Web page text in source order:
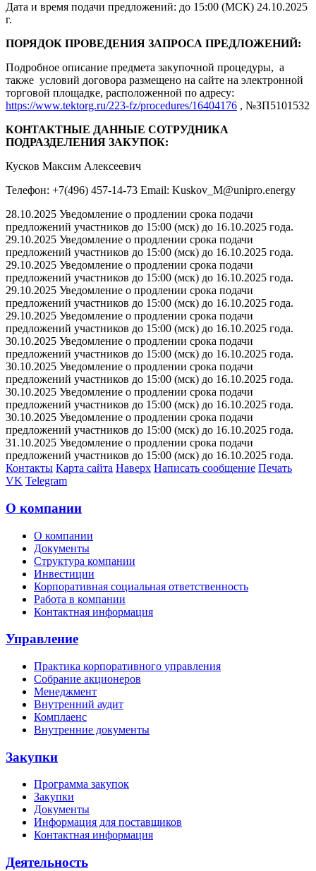
Дата и время подачи предложений: до 15:00 (МСК) 24.10.2025
г.
ПОРЯДОК ПРОВЕДЕНИЯ ЗАПРОСА ПРЕДЛОЖЕНИЙ:
Подробное описание предмета закупочной процедуры, а
также условий договора размещено на сайте на электронной
торговой площадке, расположенной по адресу:
https://www.tektorg.ru/223-fz/procedures/16404176 , №ЗП5101532
КОНТАКТНЫЕ ДАННЫЕ СОТРУДНИКА
ПОДРАЗДЕЛЕНИЯ ЗАКУПОК:
Кусков Максим Алексеевич
Телефон: +7(496) 457-14-73 Email: Kuskov_M@unipro.energy
28.10.2025 Уведомление о продлении срока подачи
предложений участников до 15:00 (мск) до 16.10.2025 года.
29.10.2025 Уведомление о продлении срока подачи
предложений участников до 15:00 (мск) до 16.10.2025 года.
29.10.2025 Уведомление о продлении срока подачи
предложений участников до 15:00 (мск) до 16.10.2025 года.
29.10.2025 Уведомление о продлении срока подачи
предложений участников до 15:00 (мск) до 16.10.2025 года.
29.10.2025 Уведомление о продлении срока подачи
предложений участников до 15:00 (мск) до 16.10.2025 года.
30.10.2025 Уведомление о продлении срока подачи
предложений участников до 15:00 (мск) до 16.10.2025 года.
30.10.2025 Уведомление о продлении срока подачи
предложений участников до 15:00 (мск) до 16.10.2025 года.
30.10.2025 Уведомление о продлении срока подачи
предложений участников до 15:00 (мск) до 16.10.2025 года.
30.10.2025 Уведомление о продлении срока подачи
предложений участников до 15:00 (мск) до 16.10.2025 года.
31.10.2025 Уведомление о продлении срока подачи
предложений участников до 15:00 (мск) до 16.10.2025 года.
Контакты Карта сайта Наверх Написать сообщение Печать
VK Telegram
О компании
О компании
Документы
Структура компании
Инвестиции
Корпоративная социальная ответственность
Работа в компании
Контактная информация
Управление
Практика корпоративного управления
Собрание акционеров
Менеджмент
Внутренний аудит
Комплаенс
Внутренние документы
Закупки
Программа закупок
Закупки
Документы
Информация для поставщиков
Контактная информация
Деятельность